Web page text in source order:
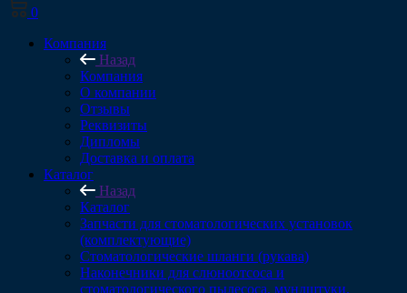
0
Компания
Назад
Компания
О компании
Отзывы
Реквизиты
Дипломы
Доставка и оплата
Каталог
Назад
Каталог
Запчасти для стоматологических установок
(комплектующие)
Стоматологические шланги (рукава)
Наконечники для слюноотсоса и
стоматологического пылесоса, мундштуки,